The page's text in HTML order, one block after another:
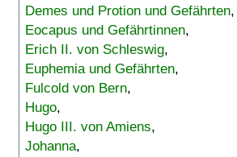
Demes und Protion und Gefährten,
Eocapus und Gefährtinnen,
Erich II. von Schleswig,
Euphemia und Gefährten,
Fulcold von Bern,
Hugo,
Hugo III. von Amiens,
Johanna,